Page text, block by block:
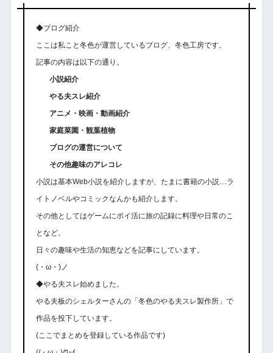
◆ブログ紹介
ここは私こと冬色が運営しているブログ、冬色工房です。
記事の内容は以下の通り。
小説紹介
やる夫スレ紹介
アニメ・映画・動画紹介
家庭菜園・観葉植物
ブログの運営について
その他趣味のアレコレ
小説は基本Web小説を紹介しますが、たまに書籍の小説…ラ
イトノベルやコミックなんかも紹介します。
その他としてはゲームにポイ活に旅の記録に料理や日常のこ
となど。
日々の趣味や生活の知恵などを記事にしています。
(・ω・)ノ
◆やる夫スレ始めました。
やる夫板のシェルターさんの「冬色のやる夫スレ製作所」で
作品を投下しています。
(ここでまとめを登録している作品です)